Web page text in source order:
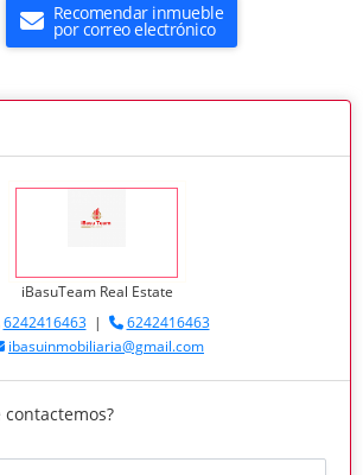
Recomendar inmueble
por correo electrónico
iBasuTeam Real Estate
6242416463|
6242416463
ibasuinmobiliaria@gmail.com